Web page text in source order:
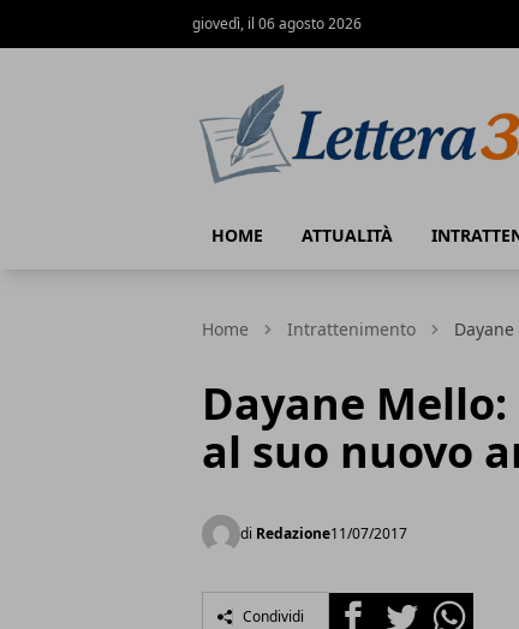
giovedì, il 06 agosto 2026
HOME ATTUALITÀ
Home Intrattenimento
Dayane
al suo nuovo
di Redazione11/07/2017
Condividi FacebookTwitterWhatsapp